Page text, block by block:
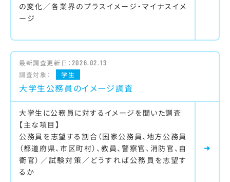
の変化／各業界のプラスイメージ・マイナスイメ
ージ
最新調査更新日： 2026.02.13
調査対象：
学生
大学生公務員のイメージ調査
大学生に公務員に対するイメージを聞いた調査
【主な項目】
公務員を志望する割合（国家公務員、地方公務員
（都道府県、市区町村）、教員、警察官、消防官、自
衛官）／試験対策／どうすれば公務員を志望す
るか